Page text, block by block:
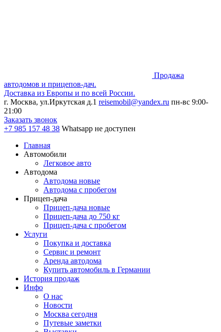
Продажа
автодомов и прицепов-дач.
Доставка из Европы и по всей России.
г. Москва, ул.Иркутская д.1 reisemobil@yandex.ru пн-вс 9:00-
21:00
Заказать звонок
+7 985 157 48 38 Whatsapp не доступен
Главная
Автомобили
Легковое авто
Автодома
Автодома новые
Автодома с пробегом
Прицеп-дача
Прицеп-дача новые
Прицеп-дача до 750 кг
Прицеп-дача с пробегом
Услуги
Покупка и доставка
Сервис и ремонт
Аренда автодома
Купить автомобиль в Германии
История продаж
Инфо
О нас
Новости
Москва сегодня
Путевые заметки